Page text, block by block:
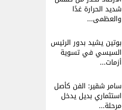
شديد الحرارة غدًا
والعظمى...
بوتين يشيد بدور الرئيس
السيسي في تسوية
أزمات...
سامر شقير: الفن كأصل
استثماري بديل يدخل
مرحلة...